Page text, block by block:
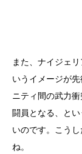
また、ナイジェ
いうイメージが
ニティ間の武力
闘員となる、と
いのです。こう
ね。